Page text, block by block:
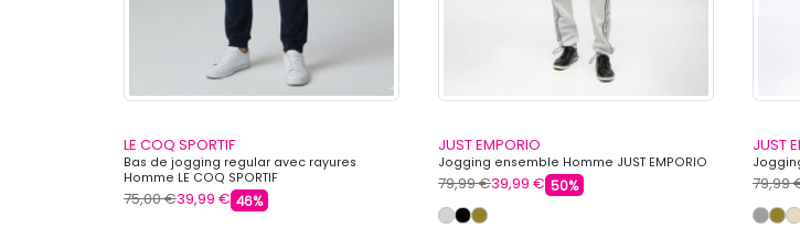
LE COQ SPORTIF
Bas de jogging regular avec rayures
Homme LE COQ SPORTIF
75,00 €39,99 € 46%
JUST EMPORIO
Jogging ensemble Homme JUST EMPORIO
79,99 €39,99 € 50%
JUST
79,99